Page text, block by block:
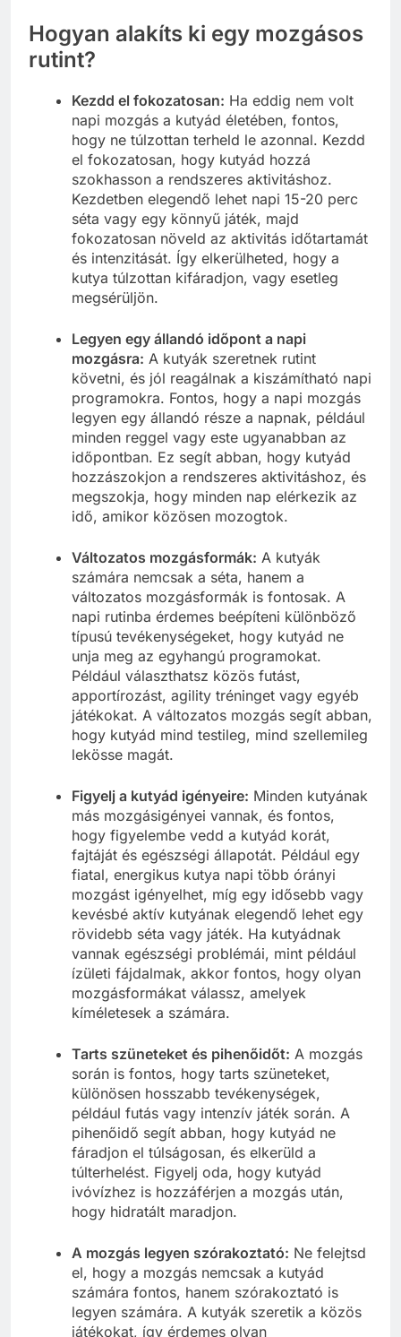
Hogyan alakíts ki egy mozgásos
rutint?
Kezdd el fokozatosan: Ha eddig nem volt
napi mozgás a kutyád életében, fontos,
hogy ne túlzottan terheld le azonnal. Kezdd
el fokozatosan, hogy kutyád hozzá
szokhasson a rendszeres aktivitáshoz.
Kezdetben elegendő lehet napi 15-20 perc
séta vagy egy könnyű játék, majd
fokozatosan növeld az aktivitás időtartamát
és intenzitását. Így elkerülheted, hogy a
kutya túlzottan kifáradjon, vagy esetleg
megsérüljön.
Legyen egy állandó időpont a napi
mozgásra: A kutyák szeretnek rutint
követni, és jól reagálnak a kiszámítható napi
programokra. Fontos, hogy a napi mozgás
legyen egy állandó része a napnak, például
minden reggel vagy este ugyanabban az
időpontban. Ez segít abban, hogy kutyád
hozzászokjon a rendszeres aktivitáshoz, és
megszokja, hogy minden nap elérkezik az
idő, amikor közösen mozogtok.
Változatos mozgásformák: A kutyák
számára nemcsak a séta, hanem a
változatos mozgásformák is fontosak. A
napi rutinba érdemes beépíteni különböző
típusú tevékenységeket, hogy kutyád ne
unja meg az egyhangú programokat.
Például választhatsz közös futást,
apportírozást, agility tréninget vagy egyéb
játékokat. A változatos mozgás segít abban,
hogy kutyád mind testileg, mind szellemileg
lekösse magát.
Figyelj a kutyád igényeire: Minden kutyának
más mozgásigényei vannak, és fontos,
hogy figyelembe vedd a kutyád korát,
fajtáját és egészségi állapotát. Például egy
fiatal, energikus kutya napi több órányi
mozgást igényelhet, míg egy idősebb vagy
kevésbé aktív kutyának elegendő lehet egy
rövidebb séta vagy játék. Ha kutyádnak
vannak egészségi problémái, mint például
ízületi fájdalmak, akkor fontos, hogy olyan
mozgásformákat válassz, amelyek
kíméletesek a számára.
Tarts szüneteket és pihenőidőt: A mozgás
során is fontos, hogy tarts szüneteket,
különösen hosszabb tevékenységek,
például futás vagy intenzív játék során. A
pihenőidő segít abban, hogy kutyád ne
fáradjon el túlságosan, és elkerüld a
túlterhelést. Figyelj oda, hogy kutyád
ivóvízhez is hozzáférjen a mozgás után,
hogy hidratált maradjon.
A mozgás legyen szórakoztató: Ne felejtsd
el, hogy a mozgás nemcsak a kutyád
számára fontos, hanem szórakoztató is
legyen számára. A kutyák szeretik a közös
játékokat, így érdemes olyan